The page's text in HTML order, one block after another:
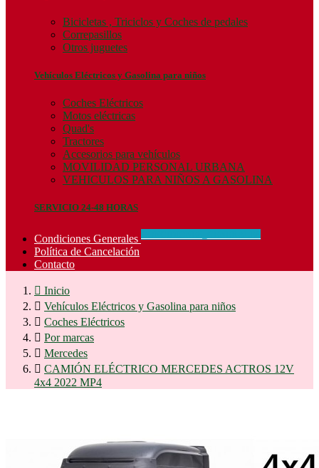
Bicicletas , Triciclos y Coches de pedales
Correpasillos
Otros juguetes
Vehículos Eléctricos y Gasolina para niños
Coches Eléctricos
Motos eléctricas
Quad's
Tractores
Accesorios para vehículos
MOVILIDAD PERSONAL URBANA
VEHICULOS PARA NIÑOS A GASOLINA
SERVICIO 24-48 HORAS
Condiciones Generales
Política de Cancelación
Contacto
 Inicio
 Vehículos Eléctricos y Gasolina para niños
 Coches Eléctricos
 Por marcas
 Mercedes
 CAMIÓN ELÉCTRICO MERCEDES ACTROS 12V
4x4 2022 MP4